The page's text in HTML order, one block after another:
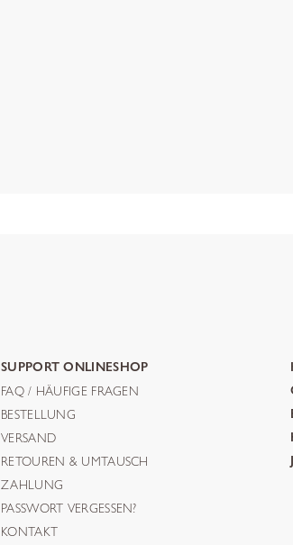
SUPPORT ONLINESHOP
FAQ / HÄUFIGE FRAGEN
BESTELLUNG
VERSAND
RETOUREN & UMTAUSCH
ZAHLUNG
PASSWORT VERGESSEN?
KONTAKT